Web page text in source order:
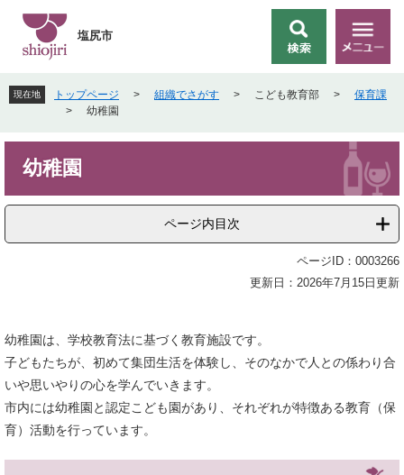
先
頭
す
を
飛
し
文
索
メ
ニ
塩尻市
現在地 トップページ > 組織でさがす > こども教育部 >
保育課
>
幼稚園
幼稚園
ページ内目次
ページID：0003266
更新日：2026年7月15日更新
幼稚園は、学校教育法に基づく教育施設です。
子どもたちが、初めて集団生活を体験し、そのなかで人との係わり合
いや思いやりの心を学んでいきます。
市内には幼稚園と認定こども園があり、それぞれが特徴ある教育（保
育）活動を行っています。